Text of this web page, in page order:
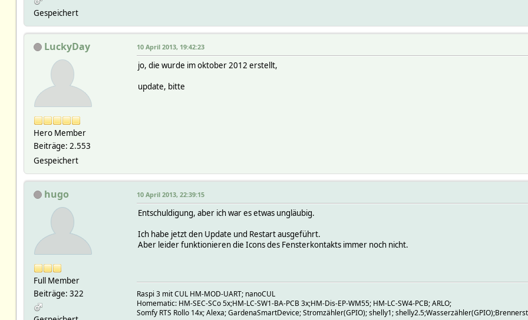
Gespeichert
LuckyDay
Hero Member
Beiträge: 2.553
Gespeichert
10 April 2013, 19:42:23
jo, die wurde im oktober 2012 erstellt,
update, bitte
hugo
Full Member
Beiträge: 322
10 April 2013, 22:39:15
Entschuldigung, aber ich war es etwas ungläubig.
Ich habe jetzt den Update und Restart ausgeführt.
Aber leider funktionieren die Icons des Fensterkontakts immer noch nicht.
Raspi 3 mit CUL HM-MOD-UART; nanoCUL
Homematic: HM-SEC-SCo 5x;HM-LC-SW1-BA-PCB 3x;HM-Dis-EP-WM55; HM-LC-SW4-PCB; ARLO;
Somfy RTS Rollo 14x; Alexa; GardenaSmartDevice; Stromzähler(GPIO); shelly1;